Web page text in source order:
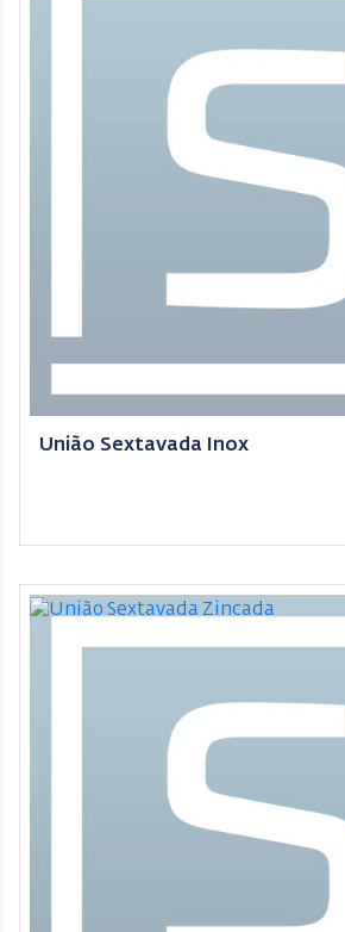
União Sextavada Inox